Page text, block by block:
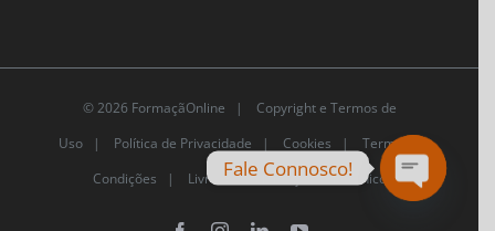
© 2026 FormaçãOnline |
Copyright e Termos de
Uso| Política de Privacidade | Cookies |
Termos e
Condições |
Livro de Reclamações Eletrónico
Fale Connosco!